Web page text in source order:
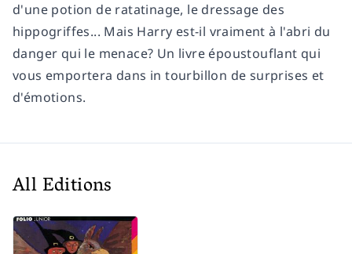
d'une potion de ratatinage, le dressage des
hippogriffes... Mais Harry est-il vraiment à l'abri du
danger qui le menace? Un livre époustouflant qui
vous emportera dans in tourbillon de surprises et
d'émotions.
All Editions